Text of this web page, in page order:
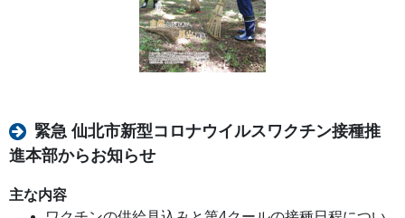
緊急 仙北市新型コロナウイルスワクチン接種推
進本部からお知らせ
主な内容